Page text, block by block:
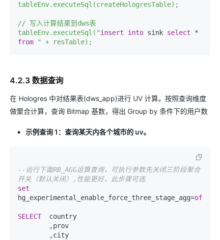
tableEnv.executeSql(createHologresTable);
// 写入计算结果到dws表
tableEnv.executeSql("insert into sink select
from
" + resTable);
4.2.3 数据查询
在 Hologres 中对结果表(dws_app)进行 UV 计算。按照查询维度
做聚合计算，查询 Bitmap 基数，得出 Group by 条件下的用户数
示例查询 1：查询某天内各个城市的 uv。
--运行下面RB_AGG运算查询，可执行参数先关闭三阶段聚合
开关（默认关闭）,性能更好，此步骤可选
set
hg_experimental_enable_force_three_stage_agg=off
SELECT
  country